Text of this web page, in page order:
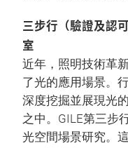
三步行（驗證及認
近年，照明技術革
了光的應用場景。
深度挖掘並展現光
之中。GILE第三步
光空間場景研究。